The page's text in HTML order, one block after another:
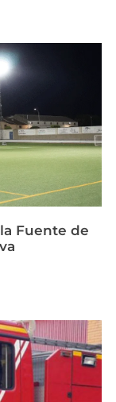
Fuente de